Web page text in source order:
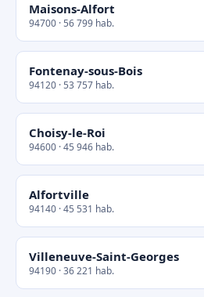
Maisons-Alfort
94700 · 56 799 hab.
Fontenay-sous-Bois
94120 · 53 757 hab.
Choisy-le-Roi
94600 · 45 946 hab.
Alfortville
94140 · 45 531 hab.
Villeneuve-Saint-Georges
94190 · 36 221 hab.